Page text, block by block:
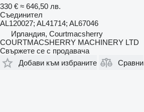
330 € ≈ 646,50 лв.
Съединител
AL120027; AL41714; AL67046
Ирландия, Courtmacsherry
COURTMACSHERRY MACHINERY LTD
Свържете се с продавача
Добави към избраните
Сравни